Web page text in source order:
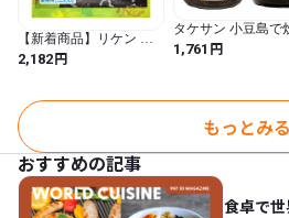
【新着商品】リケン 理
研ビタミン 海藻サラダ
マリンセレクト 100g
2,182円
タケサン 小豆島で
たご飯のお供３点
(しょうが昆布/しょ
1,761 円
もっとみる
おすすめの記事
食卓で